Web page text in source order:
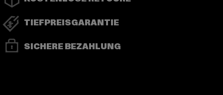
TIEFPREISGARANTIE
SICHERE BEZAHLUNG